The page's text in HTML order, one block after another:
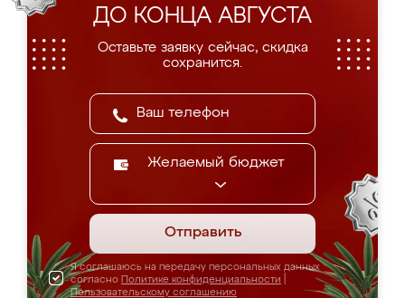
ДО КОНЦА АВГУСТА
Оставьте заявку сейчас, скидка
сохранится.
Желаемый бюджет
Отправить
Я соглашаюсь на передачу персональных данных
согласно Политике конфиденциальности
Пользовательскому соглашению